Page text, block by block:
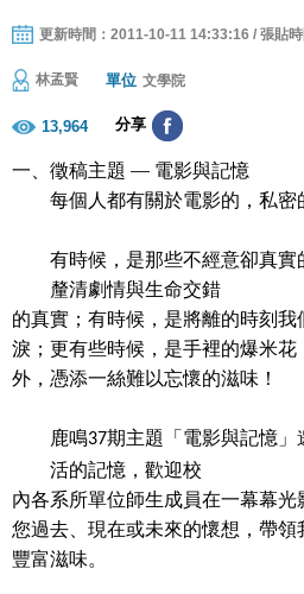
更新時間：2011-10-11 14:33:16 / 張貼
林孟賢 單位 文學院
13,964 分享
一、徵稿主題 — 電影與記憶
每個人都有關於電影的，私密
有時候，是那些不經意卻真
釐清劇情與生命交錯
的真實；有時候，是將離的時刻
淚；更有些時候，是手裡的爆米
外，憑添一絲難以忘懷的滋味！
鹿鳴37期主題「電影與記憶
活的記憶，歡迎校
內各系所單位師生成員在一幕幕
您過去、現在或未來的懷想，帶
豐富滋味。